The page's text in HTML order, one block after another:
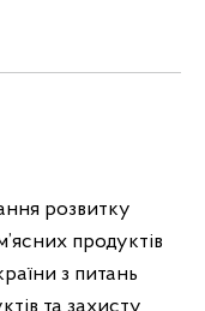
розвитку
продуктів
з питань